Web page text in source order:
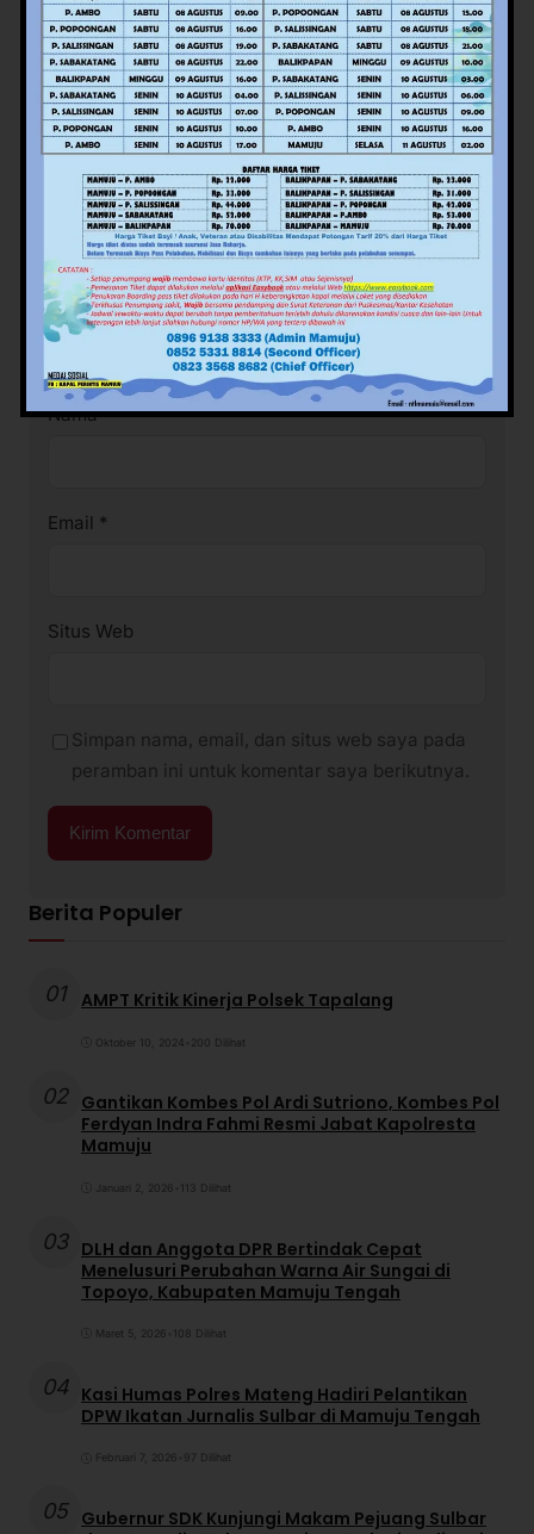
Tinggalkan Balasan
Alamat email Anda tidak akan dipublikasikan. Ruas
yang wajib ditandai*
Komentar*
Nama*
Email *
Situs Web
Simpan nama, email, dan situs web saya pada
peramban ini untuk komentar saya berikutnya.
Berita Populer
01 AMPT Kritik Kinerja Polsek Tapalang
Oktober 10, 2024 200 Dilihat
02 Gantikan Kombes Pol Ardi Sutriono, Kombes Pol
Ferdyan Indra Fahmi Resmi Jabat Kapolresta
Mamuju
Januari 2, 2026 113 Dilihat
03 DLH dan Anggota DPR Bertindak Cepat
Menelusuri Perubahan Warna Air Sungai di
Topoyo, Kabupaten Mamuju Tengah
Maret 5, 2026 108 Dilihat
04 Kasi Humas Polres Mateng Hadiri Pelantikan
DPW Ikatan Jurnalis Sulbar di Mamuju Tengah
Februari 7, 2026 97 Dilihat
05 Gubernur SDK Kunjungi Makam Pejuang Sulbar